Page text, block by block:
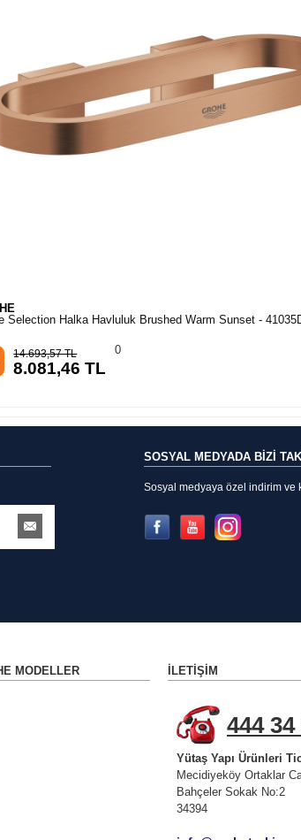
Selection Halka Havluluk Brushed Warm Sunset -
14.693,57 TL
8.081,46 TL
0
SOSYAL MEDYADA BİZİ
Sosyal medyaya özel indirim ve
MODELLER İLETIŞIM
444 34
Yütaş Yapı Ürünleri
Mecidiyeköy Ortaklar
Bahçeler Sokak No:2
34394